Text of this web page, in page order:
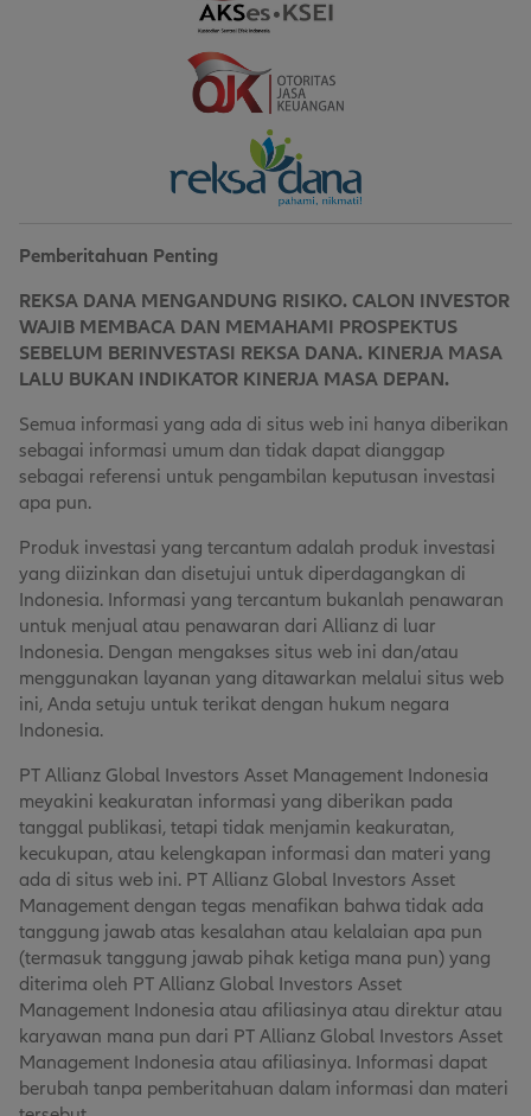
Pemberitahuan Penting
REKSA DANA MENGANDUNG RISIKO. CALON INVESTOR
WAJIB MEMBACA DAN MEMAHAMI PROSPEKTUS
SEBELUM BERINVESTASI REKSA DANA. KINERJA MASA
LALU BUKAN INDIKATOR KINERJA MASA DEPAN.
Semua informasi yang ada di situs web ini hanya diberikan
sebagai informasi umum dan tidak dapat dianggap
sebagai referensi untuk pengambilan keputusan investasi
apa pun.
Produk investasi yang tercantum adalah produk investasi
yang diizinkan dan disetujui untuk diperdagangkan di
Indonesia. Informasi yang tercantum bukanlah penawaran
untuk menjual atau penawaran dari Allianz di luar
Indonesia. Dengan mengakses situs web ini dan/atau
menggunakan layanan yang ditawarkan melalui situs web
ini, Anda setuju untuk terikat dengan hukum negara
Indonesia.
PT Allianz Global Investors Asset Management Indonesia
meyakini keakuratan informasi yang diberikan pada
tanggal publikasi, tetapi tidak menjamin keakuratan,
kecukupan, atau kelengkapan informasi dan materi yang
ada di situs web ini. PT Allianz Global Investors Asset
Management dengan tegas menafikan bahwa tidak ada
tanggung jawab atas kesalahan atau kelalaian apa pun
(termasuk tanggung jawab pihak ketiga mana pun) yang
diterima oleh PT Allianz Global Investors Asset
Management Indonesia atau afiliasinya atau direktur atau
karyawan mana pun dari PT Allianz Global Investors Asset
Management Indonesia atau afiliasinya. Informasi dapat
berubah tanpa pemberitahuan dalam informasi dan materi